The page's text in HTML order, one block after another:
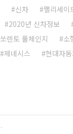
신차 팰리세이
2020년 신차정보
쏘렌토 풀체인지
소
제네시스 현대자